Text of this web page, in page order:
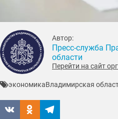
Автор:
Пресс-служба
области
Перейти на сайт
экономикаВладимирская